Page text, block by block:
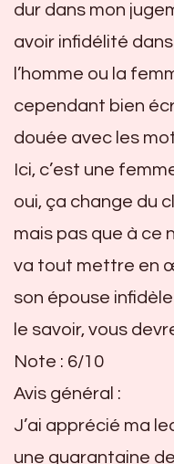
dur dans mon
avoir infidélité
l’homme ou la
cependant bien
douée avec les
Ici, c’est une
oui, ça change du
mais pas que à ce
va tout mettre en
son épouse
le savoir, vous
Note : 6/10
Avis général :
J’ai apprécié ma
une quarantaine